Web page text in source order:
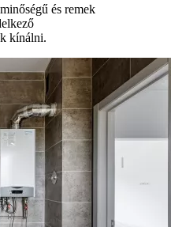
és remek
kínálni.